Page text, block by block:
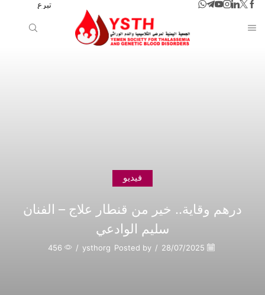
تبرع
فيديو
درهم وقاية.. خير من قنطار علاج – الفنان
سليم الوادعي
/
Posted by
ysthorg
/
456